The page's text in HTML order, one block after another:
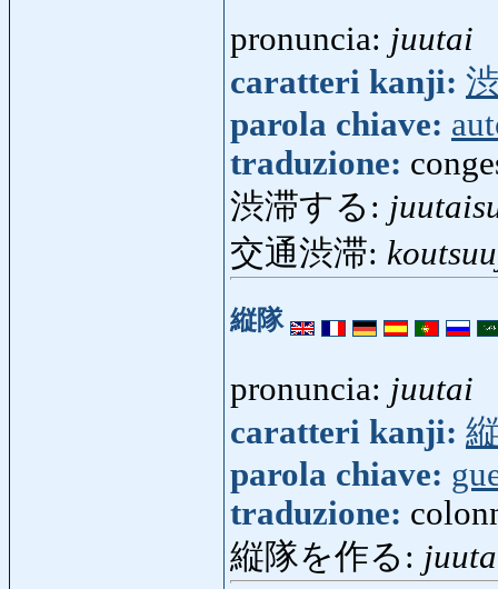
pronuncia: juutai
caratteri kanji:
parola chiave:
traduzione:
渋滞する:
交通渋滞:
縦隊
pronuncia: juutai
caratteri kanji:
parola chiave:
traduzione:
縦隊を作る: